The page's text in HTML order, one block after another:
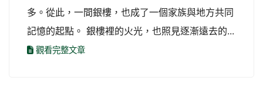
多。從此，一間銀樓，也成了一個家族與地方共同
記憶的起點。 銀樓裡的火光，也照見逐漸遠去的...
觀看完整文章